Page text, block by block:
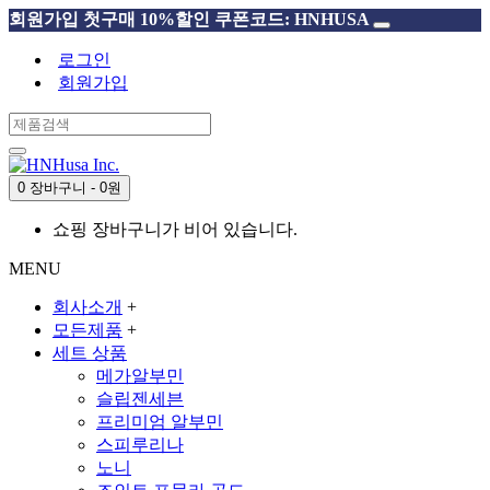
회원가입 첫구매 10%할인 쿠폰코드: HNHUSA
로그인
회원가입
0 장바구니 - 0원
쇼핑 장바구니가 비어 있습니다.
MENU
회사소개 +
모든제품 +
세트 상품
메가알부민
슬립젠세븐
프리미엄 알부민
스피루리나
노니